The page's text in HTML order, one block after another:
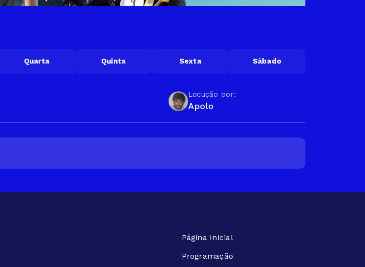
Quarta Quinta Sexta Sábado
Locução por:
Apolo
Página Inicial
Programação